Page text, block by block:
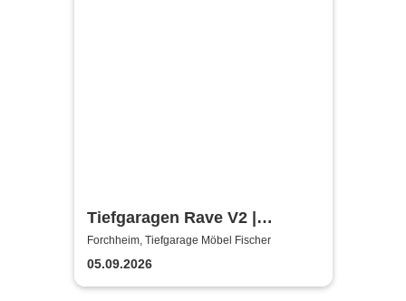
Tiefgaragen Rave V2 |
Tiefgarage Möbel Fischer
Forchheim, Tiefgarage Möbel Fischer
05.09.2026